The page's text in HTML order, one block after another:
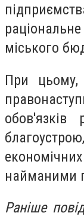
міського
При цьому,
обов'язків
найманими
Раніше